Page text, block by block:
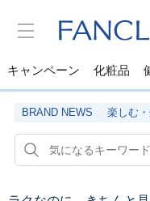
キャンペーン 化粧品
BRAND NEWS 楽しむ